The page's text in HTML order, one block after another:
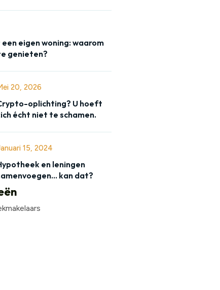
eigen woning: waarom
genieten?
20, 2026
oplichting? U hoeft
écht niet te schamen.
15, 2024
en leningen
kan dat?